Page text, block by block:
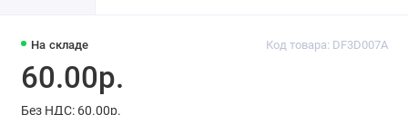
На складе Код товара: DF3D007A
60.00р.
Без НДС: 60.00р.